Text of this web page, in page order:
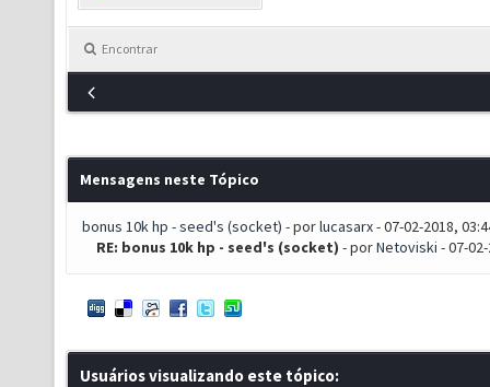
Encontrar
Mensagens neste Tópico
bonus 10k hp - seed's (socket) - porlucasarx- 07-02-2018,
RE: bonus 10k hp - seed's (socket) - porNetoviski - 07-
Usuários visualizando este tópico: